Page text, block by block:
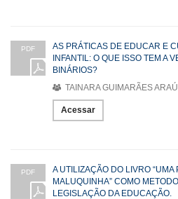
PDF
AS PRÁTICAS DE EDUCAR E
INFANTIL: O QUE ISSO TEM A
BINÁRIOS?
TAINARA GUIMARÃES
Acessar
PDF
A UTILIZAÇÃO DO LIVRO
MALUQUINHA” COMO
LEGISLAÇÃO DA EDUCAÇÃO.